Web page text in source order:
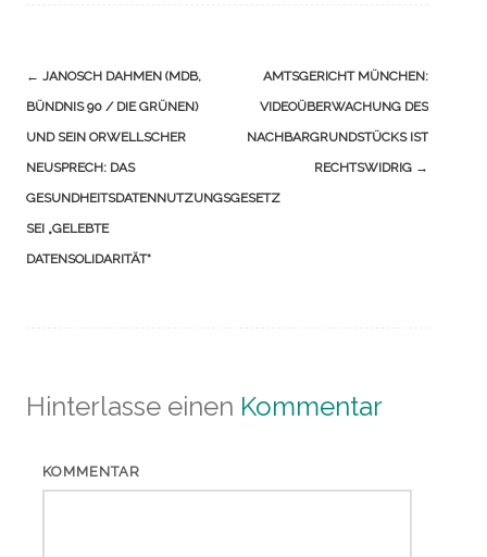
Navigation
(Beiträge)
← JANOSCH DAHMEN (MDB,
BÜNDNIS 90 / DIE GRÜNEN)
UND SEIN ORWELLSCHER
NEUSPRECH: DAS
GESUNDHEITSDATENNUTZUNGSGESETZ
SEI „GELEBTE
DATENSOLIDARITÄT“
AMTSGERICHT MÜNCHEN:
VIDEOÜBERWACHUNG DES
NACHBARGRUNDSTÜCKS IST
RECHTSWIDRIG →
Hinterlasse einen Kommentar
KOMMENTAR